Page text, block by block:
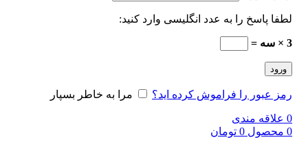
لطفا پاسخ را به عدد انگلیسی وارد کنید:
3 × سه =
ورود
رمز عبور را فراموش کرده اید؟ مرا به خاطر بسپار
0 علاقه مندی
0 محصول 0 تومان